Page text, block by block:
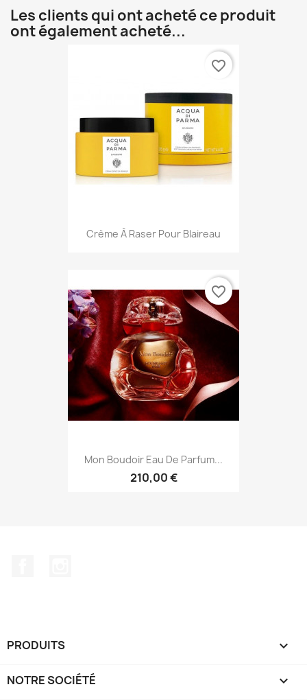
Les clients qui ont acheté ce produit
ont également acheté...
Crème À Raser Pour Blaireau
favorite_border
Mon Boudoir Eau De Parfum...
210,00 €
favorite_border
PRODUITS 
NOTRE SOCIÉTÉ 